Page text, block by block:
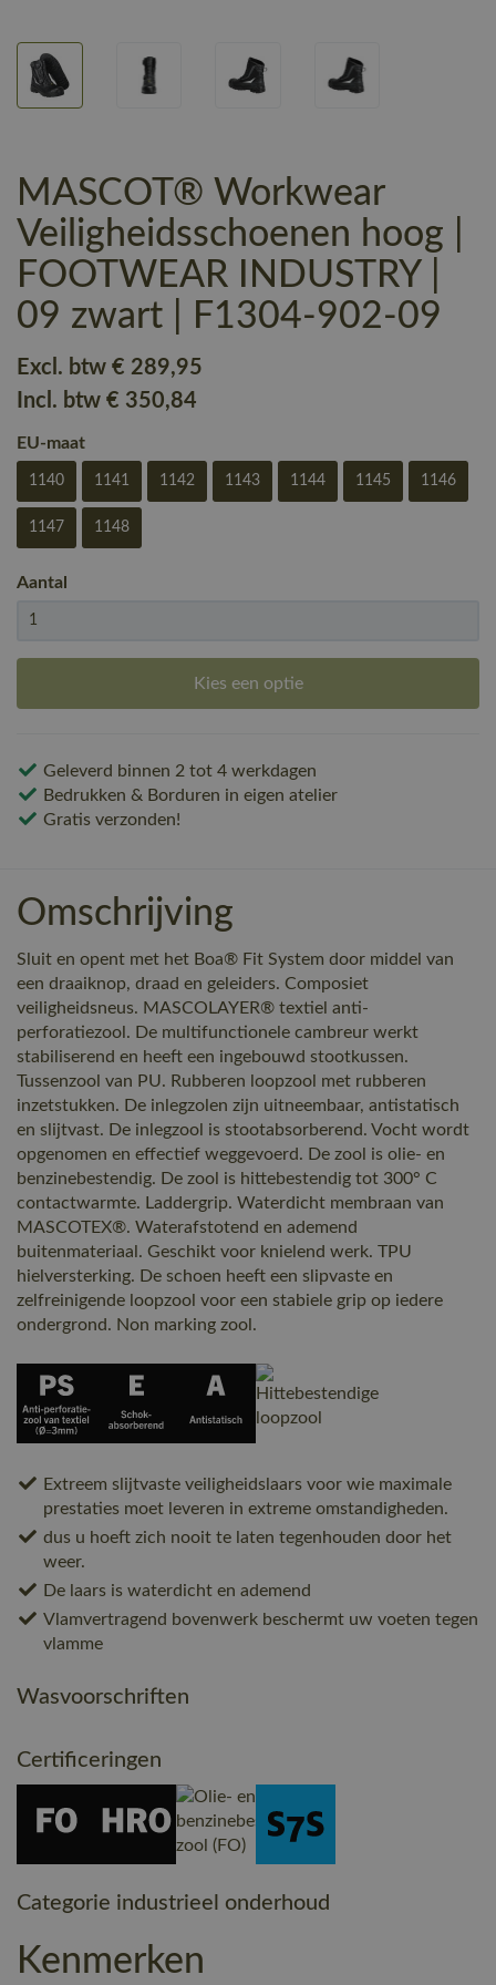
MASCOT® Workwear
Veiligheidsschoenen hoog |
FOOTWEAR INDUSTRY |
09 zwart | F1304-902-09
Excl. btw € 289,95
Incl. btw € 350,84
EU-maat
1140 1141 1142 1143 1144 1145 1146
1147 1148
Aantal
Kies een optie
Geleverd binnen 2 tot 4 werkdagen
Bedrukken & Borduren in eigen atelier
Gratis verzonden!
Omschrijving
Sluit en opent met het Boa® Fit System door middel van
een draaiknop, draad en geleiders. Composiet
veiligheidsneus. MASCOLAYER® textiel anti-
perforatiezool. De multifunctionele cambreur werkt
stabiliserend en heeft een ingebouwd stootkussen.
Tussenzool van PU. Rubberen loopzool met rubberen
inzetstukken. De inlegzolen zijn uitneembaar, antistatisch
en slijtvast. De inlegzool is stootabsorberend. Vocht wordt
opgenomen en effectief weggevoerd. De zool is olie- en
benzinebestendig. De zool is hittebestendig tot 300° C
contactwarmte. Laddergrip. Waterdicht membraan van
MASCOTEX®. Waterafstotend en ademend
buitenmateriaal. Geschikt voor knielend werk. TPU
hielversterking. De schoen heeft een slipvaste en
zelfreinigende loopzool voor een stabiele grip op iedere
ondergrond. Non marking zool.
Extreem slijtvaste veiligheidslaars voor wie maximale
prestaties moet leveren in extreme omstandigheden.
dus u hoeft zich nooit te laten tegenhouden door het
weer.
De laars is waterdicht en ademend
Vlamvertragend bovenwerk beschermt uw voeten tegen
vlamme
Wasvoorschriften
Certificeringen
Categorie industrieel onderhoud
Kenmerken